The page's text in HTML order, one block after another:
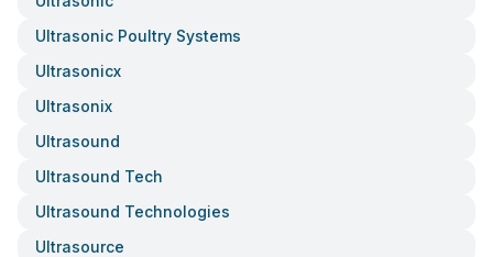
Ultrasonic Poultry Systems
Ultrasonicx
Ultrasonix
Ultrasound
Ultrasound Tech
Ultrasound Technologies
Ultrasource